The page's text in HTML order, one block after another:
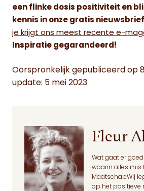
een flinke dosis positiviteit en
kennis in onze gratis
je krijgt ons meest recente e-
Inspiratie gegarandeerd!
Oorspronkelijk gepubliceerd op
update: 5 mei 2023
Fleur
Wat gaat er
waarin alles mis
MaatschapWij
op het positieve